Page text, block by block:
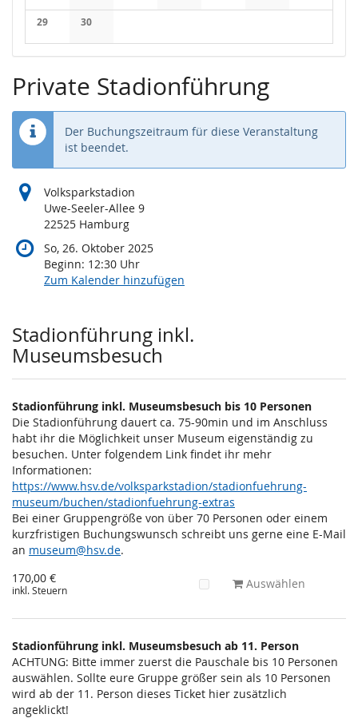
Keine Veranstaltungen
Keine Veranstaltungen
Keine Veranstaltungen
Keine Veranstaltungen
Keine Veranstaltungen
Keine Keine
29
Keine Veranstaltungen
30
Keine Veranstaltungen
Private Stadionführung
Der Buchungszeitraum für diese Veranstaltung
ist beendet.
Volksparkstadion
Uwe-Seeler-Allee 9
22525 Hamburg
So, 26. Oktober 2025
Beginn: 12:30 Uhr
Zum Kalender hinzufügen
Produkte
Stadionführung inkl.
Museumsbesuch
Stadionführung inkl. Museumsbesuch bis 10 Personen
Die Stadionführung dauert ca. 75-90min und im Anschluss
habt ihr die Möglichkeit unser Museum eigenständig zu
besuchen. Unter folgendem Link findet ihr mehr
Informationen:
https://www.hsv.de/volksparkstadion/stadionfuehrung-
museum/buchen/stadionfuehrung-extras
Bei einer Gruppengröße von über 70 Personen oder einem
kurzfristigen Buchungswunsch schreibt uns gerne eine E-Mail
an museum@hsv.de.
170,00 €
inkl. Steuern Auswählen
Stadionführung inkl. Museumsbesuch ab 11. Person
ACHTUNG: Bitte immer zuerst die Pauschale bis 10 Personen
auswählen. Sollte eure Gruppe größer sein als 10 Personen
wird ab der 11. Person dieses Ticket hier zusätzlich
angeklickt!